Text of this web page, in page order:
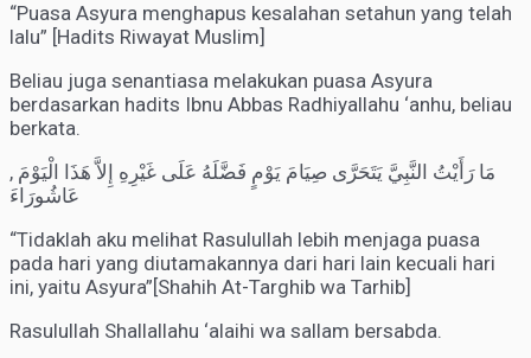
“Puasa Asyura menghapus kesalahan setahun yang telah
lalu” [Hadits Riwayat Muslim]
Beliau juga senantiasa melakukan puasa Asyura
berdasarkan hadits Ibnu Abbas Radhiyallahu ‘anhu, beliau
berkata.
مَا رَأَيْتُ النَّبِيَّ يَتَحَرَّى صِيَامَ يَوْمٍ فَضَّلَهُ عَلَى غَيْرِهِ إِلاَّ هَذَا الْيَوْمَ ,
عَاشُورَاءَ
“Tidaklah aku melihat Rasulullah lebih menjaga puasa
pada hari yang diutamakannya dari hari lain kecuali hari
ini, yaitu Asyura”[Shahih At-Targhib wa Tarhib]
Rasulullah Shallallahu ‘alaihi wa sallam bersabda.